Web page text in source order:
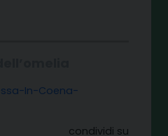
In-Coena-
condividi su